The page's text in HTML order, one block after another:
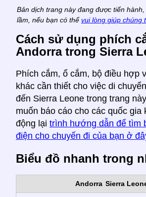
Bản dịch trang này đang được tiến
lầm, nếu bạn có thể vui lòng giúp chúng
Cách sử dụng phích
Andorra trong Sierra
Phích cắm, ổ cắm, bộ điều hợp
khác cần thiết cho việc di
đến Sierra Leone trong trang
muốn báo cáo cho các quốc gia
động lại trình hướng dẫn để tìm
điện cho chuyến đi của bạn ở
Biểu đồ nhanh trong
Andorra Sierra